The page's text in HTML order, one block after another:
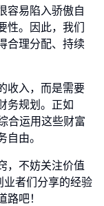
容易陷入骄傲自
性。因此，我们
合理分配、持续
收入，而是需要
务规划。正如
合运用这些财富
由。
，不妨关注价值
者们分享的经验
吧！